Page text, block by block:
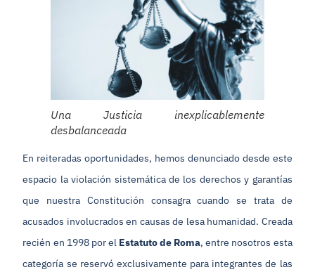
Una Justicia inexplicablemente
desbalanceada
En reiteradas oportunidades, hemos denunciado desde este
espacio la violación sistemática de los derechos y garantías
que nuestra Constitución consagra cuando se trata de
acusados involucrados en causas de lesa humanidad. Creada
recién en 1998 por el Estatuto de Roma, entre nosotros esta
categoría se reservó exclusivamente para integrantes de las